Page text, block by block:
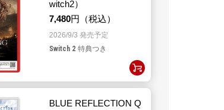
witch2）
7,480円（税込）
2026/9/3 発売予定
Switch 2 特典つき
BLUE REFLECTION Q